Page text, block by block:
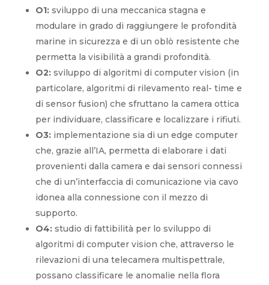
O1:sviluppo di una meccanica stagna e
modulare in grado di raggiungere le profondità
marine in sicurezza e di un oblò resistente che
permetta la visibilità a grandi profondità.
O2:sviluppo di algoritmi di computer vision (in
particolare, algoritmi di rilevamento real- time e
di sensor fusion) che sfruttano la camera ottica
per individuare, classificare e localizzare i rifiuti.
O3:implementazione sia di un edge computer
che, grazie all’IA, permetta di elaborare i dati
provenienti dalla camera e dai sensori connessi
che di un’interfaccia di comunicazione via cavo
idonea alla connessione con il mezzo di
supporto.
O4:studio di fattibilità per lo sviluppo di
algoritmi di computer vision che, attraverso le
rilevazioni di una telecamera multispettrale,
possano classificare le anomalie nella flora